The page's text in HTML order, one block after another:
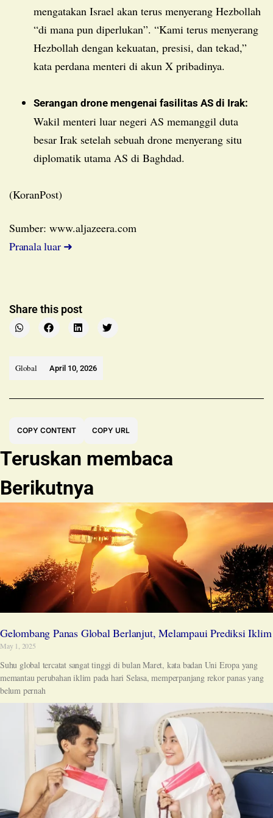
mengatakan Israel akan terus menyerang Hezbollah
“di mana pun diperlukan”. “Kami terus menyerang
Hezbollah dengan kekuatan, presisi, dan tekad,”
kata perdana menteri di akun X pribadinya.
Serangan drone mengenai fasilitas AS di Irak:
Wakil menteri luar negeri AS memanggil duta
besar Irak setelah sebuah drone menyerang situ
diplomatik utama AS di Baghdad.
(KoranPost)
Sumber: www.aljazeera.com
Pranala luar ➜
Share this post
Global April 10, 2026
COPY CONTENT COPY URL
Teruskan membaca
Berikutnya
Gelombang Panas Global Berlanjut, Melampaui Prediksi Iklim
May 1, 2025
Suhu global tercatat sangat tinggi di bulan Maret, kata badan Uni Eropa yang
memantau perubahan iklim pada hari Selasa, memperpanjang rekor panas yang
belum pernah